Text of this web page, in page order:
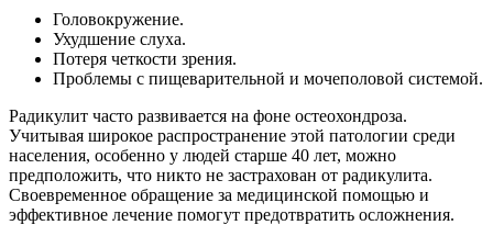
Головокружение.
Ухудшение слуха.
Потеря четкости зрения.
Проблемы с пищеварительной и мочеполовой системой.
Радикулит часто развивается на фоне остеохондроза.
Учитывая широкое распространение этой патологии среди
населения, особенно у людей старше 40 лет, можно
предположить, что никто не застрахован от радикулита.
Своевременное обращение за медицинской помощью и
эффективное лечение помогут предотвратить осложнения.